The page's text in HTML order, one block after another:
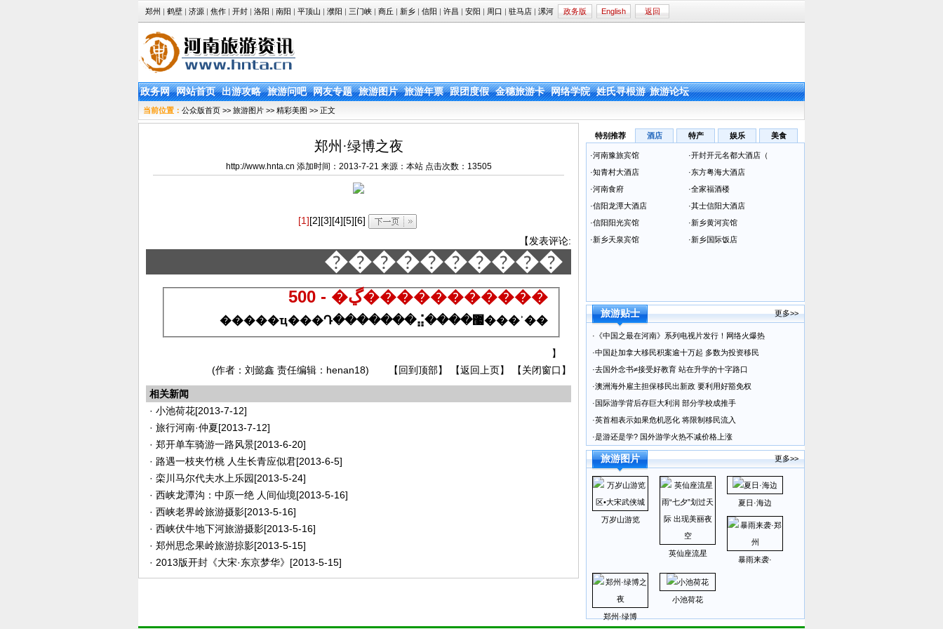
郑州 | 鹤壁 | 济源 | 焦作 | 开封 | 洛阳 | 南阳 | 平顶山 | 濮阳 | 三门峡 | 商丘 | 新乡 | 信阳 | 许昌 | 安阳 | 周口 | 驻马店 | 漯河 政务版 English 返回
政务网 网站首页 出游攻略 旅游问吧 网友专题 旅游图片 旅游年票 跟团度假 金穗旅游卡 网络学院 姓氏寻根游 旅游论坛
当前位置： 公众版首页 >> 旅游图片 >> 精彩美图 >> 正文
郑州·绿博之夜
http://www.hnta.cn 添加时间：2013-7-21 来源：本站 点击次数： 13505
[1][2][3][4][5][6]
【发表评论:
����������
500 - �ڲ�����������
�����ҵ���Դ�������⣬����޷���ʾ��
】
(作者：刘懿鑫 责任编辑：henan18) 【回到顶部】 【返回上页】 【关闭窗口】
相关新闻
· 小池荷花[2013-7-12]
· 旅行河南·仲夏[2013-7-12]
· 郑开单车骑游一路风景[2013-6-20]
· 路遇一枝夹竹桃 人生长青应似君[2013-6-5]
· 栾川马尔代夫水上乐园[2013-5-24]
· 西峡龙潭沟：中原一绝 人间仙境[2013-5-16]
· 西峡老界岭旅游摄影[2013-5-16]
· 西峡伏牛地下河旅游摄影[2013-5-16]
· 郑州思念果岭旅游掠影[2013-5-15]
· 2013版开封《大宋·东京梦华》 [2013-5-15]
特别推荐 酒店 特产 娱乐 美食
·河南豫旅宾馆 ·开封开元名都大酒店（
·知青村大酒店 ·东方粤海大酒店
·河南食府 ·全家福酒楼
·信阳龙潭大酒店 ·其士信阳大酒店
·信阳阳光宾馆 ·新乡黄河宾馆
·新乡天泉宾馆 ·新乡国际饭店
旅游贴士 更多>>
· 《中国之最在河南》系列电视片发行！网络火爆热
·中国赴加拿大移民积案逾十万起 多数为投资移民
·去国外念书≠接受好教育 站在升学的十字路口
·澳洲海外雇主担保移民出新政 要利用好豁免权
· 国际游学背后存巨大利润 部分学校成推手
·英首相表示如果危机恶化 将限制移民流入
·是游还是学? 国外游学火热不减价格上涨
旅游图片 更多>>
万岁山游览
英仙座流星
夏日·海边
暴雨来袭·
郑州·绿博
小池荷花